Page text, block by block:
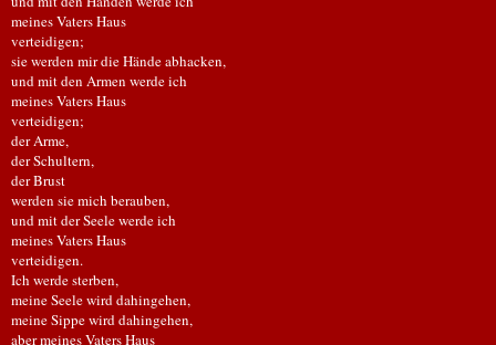
meines Vaters Haus
verteidigen;
sie werden mir die Hände abhacken,
und mit den Armen werde ich
meines Vaters Haus
verteidigen;
der Arme,
der Schultern,
der Brust
werden sie mich berauben,
und mit der Seele werde ich
meines Vaters Haus
verteidigen.
Ich werde sterben,
meine Seele wird dahingehen,
meine Sippe wird dahingehen,
aber meines Vaters Haus